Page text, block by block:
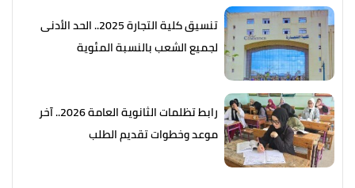
تنسيق كلية التجارة 2025.. الحد الأدنى
لجميع الشعب بالنسبة المئوية
رابط تظلمات الثانوية العامة 2026.. آخر
موعد وخطوات تقديم الطلب